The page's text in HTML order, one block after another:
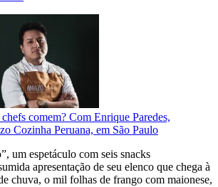
comem? Com Enrique Paredes,
Cozinha Peruana, em São Paulo
um espetáculo com seis snacks
apresentação de seu elenco que chega à
chuva, o mil folhas de frango com maionese,